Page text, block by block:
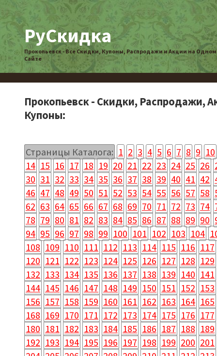
РуСкидка
Прокопьевск - Все Скидки, Купоны, Распродажи и Акции на Одном
Сайте
Прокопьевск - Скидки, Распродажи,
Купоны:
Страницы Каталога: 1 2 3 4 5 6 7 8 9 10
14 15 16 17 18 19 20 21 22 23 24 25 26
30 31 32 33 34 35 36 37 38 39 40 41 42
46 47 48 49 50 51 52 53 54 55 56 57 58
62 63 64 65 66 67 68 69 70 71 72 73 74
78 79 80 81 82 83 84 85 86 87 88 89 90
94 95 96 97 98 99 100 101 102 103 104
108 109 110 111 112 113 114 115 116 117
120 121 122 123 124 125 126 127 128 129
132 133 134 135 136 137 138 139 140 141
144 145 146 147 148 149 150 151 152 153
156 157 158 159 160 161 162 163 164 165
168 169 170 171 172 173 174 175 176 177
180 181 182 183 184 185 186 187 188 189
192 193 194 195 196 197 198 199 200 201